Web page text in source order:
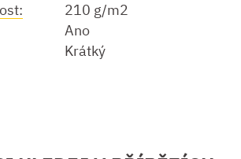
210 g/m2
Ano
Krátký